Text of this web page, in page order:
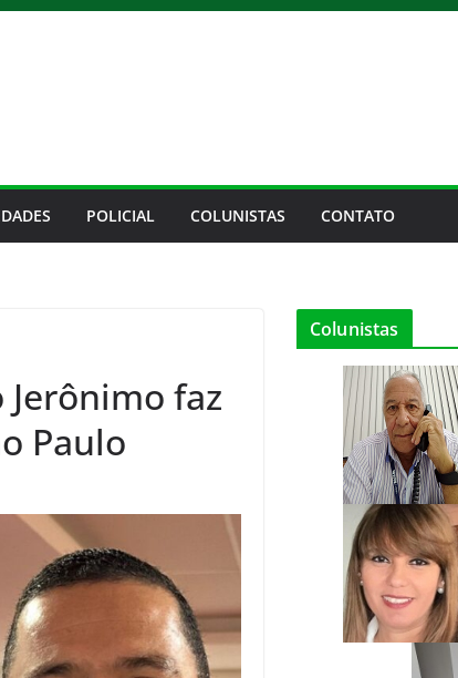
POLICIAL COLUNISTAS CONTATO
faz
Paulo
Colunistas